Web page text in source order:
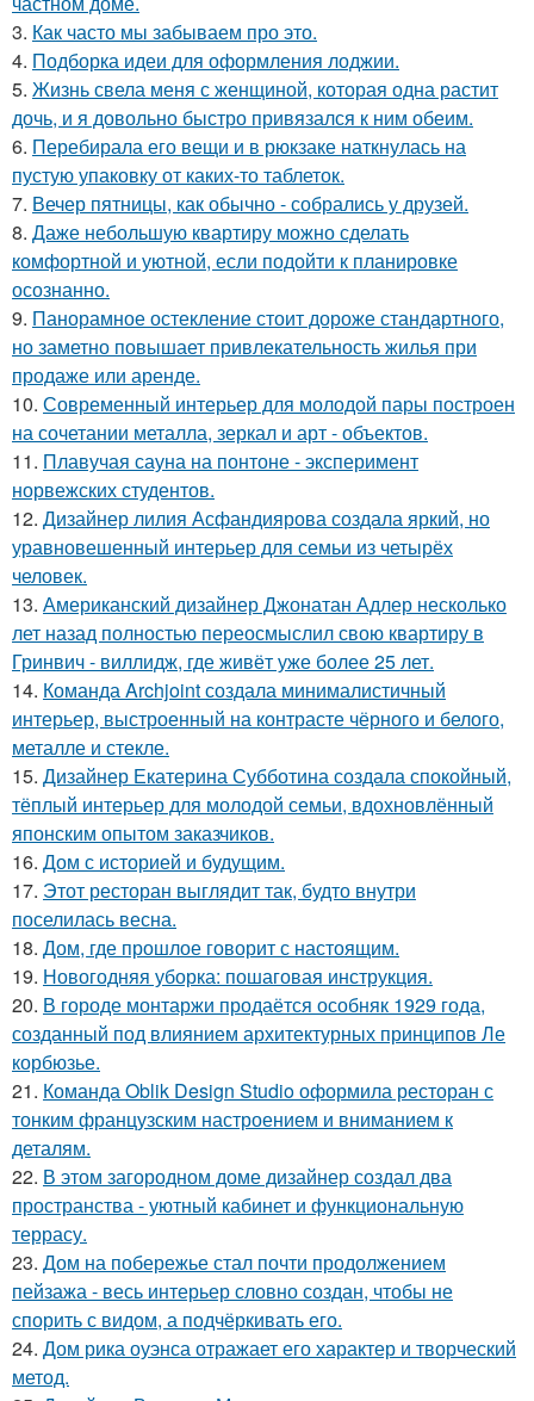
3. Как часто мы забываем про это.
4. Подборка идеи для оформления лоджии.
5. Жизнь свела меня с женщиной, которая одна растит
дочь, и я довольно быстро привязался к ним обеим.
6. Перебирала его вещи и в рюкзаке наткнулась на
пустую упаковку от каких-то таблеток.
7. Вечер пятницы, как обычно - собрались у друзей.
8. Даже небольшую квартиру можно сделать
комфортной и уютной, если подойти к планировке
осознанно.
9. Панорамное остекление стоит дороже стандартного,
но заметно повышает привлекательность жилья при
продаже или аренде.
10. Современный интерьер для молодой пары построен
на сочетании металла, зеркал и арт - объектов.
11. Плавучая сауна на понтоне - эксперимент
норвежских студентов.
12. Дизайнер лилия Асфандиярова создала яркий, но
уравновешенный интерьер для семьи из четырёх
человек.
13. Американский дизайнер Джонатан Адлер несколько
лет назад полностью переосмыслил свою квартиру в
Гринвич - виллидж, где живёт уже более 25 лет.
14. Команда Archjoint создала минималистичный
интерьер, выстроенный на контрасте чёрного и белого,
металле и стекле.
15. Дизайнер Екатерина Субботина создала спокойный,
тёплый интерьер для молодой семьи, вдохновлённый
японским опытом заказчиков.
16. Дом с историей и будущим.
17. Этот ресторан выглядит так, будто внутри
поселилась весна.
18. Дом, где прошлое говорит с настоящим.
19. Новогодняя уборка: пошаговая инструкция.
20. В городе монтаржи продаётся особняк 1929 года,
созданный под влиянием архитектурных принципов Ле
корбюзье.
21. Команда Oblik Design Studio оформила ресторан с
тонким французским настроением и вниманием к
деталям.
22. В этом загородном доме дизайнер создал два
пространства - уютный кабинет и функциональную
террасу.
23. Дом на побережье стал почти продолжением
пейзажа - весь интерьер словно создан, чтобы не
спорить с видом, а подчёркивать его.
24. Дом рика оуэнса отражает его характер и творческий
метод.